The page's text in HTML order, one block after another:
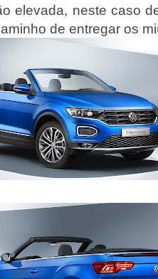
elevada, neste caso
de entregar os